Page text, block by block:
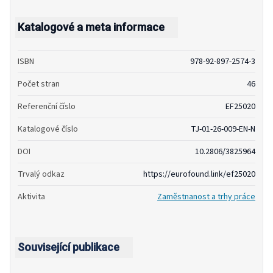
Katalogové a meta informace
ISBN
978-92-897-2574-3
Počet stran
46
Referenční číslo
EF25020
Katalogové číslo
TJ-01-26-009-EN-N
DOI
10.2806/3825964
Trvalý odkaz
https://eurofound.link/ef25020
Aktivita
Zaměstnanost a trhy práce
Související publikace